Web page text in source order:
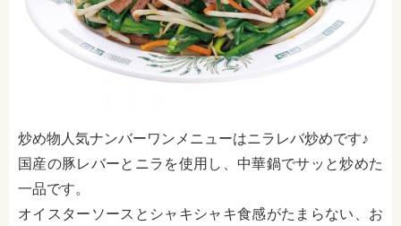
炒め物人気ナンバーワンメニューはニラレバ炒めです♪
国産の豚レバーとニラを使用し、中華鍋でサッと炒めた
一品です。
オイスターソースとシャキシャキ食感がたまらない、お